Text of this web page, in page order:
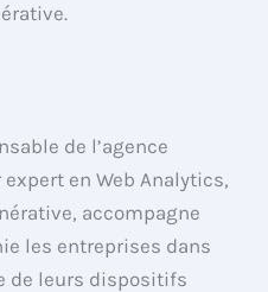
de l’agence
en Web Analytics,
accompagne
les entreprises dans
de leurs dispositifs